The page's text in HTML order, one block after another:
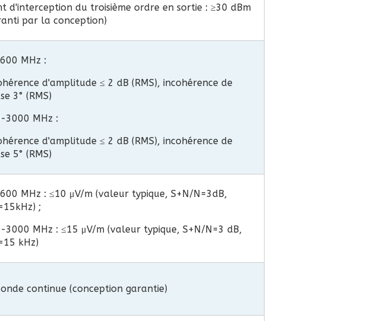
d'interception du troisième ordre en sortie : ≥30 dBm
par la conception)
MHz :
d'amplitude ≤ 2 dB (RMS), incohérence de
3° (RMS)
3000 MHz :
d'amplitude ≤ 2 dB (RMS), incohérence de
5° (RMS)
MHz : ≤10 μV/m (valeur typique, S+N/N=3dB,
;
3000 MHz : ≤15 μV/m (valeur typique, S+N/N=3 dB,
kHz)
continue (conception garantie)